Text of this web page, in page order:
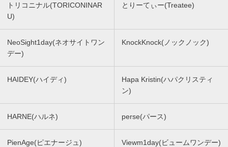
トリコニナル(TORICONINAR
U)
とりーてぃー(Treatee)
NeoSight1day(ネオサイトワン
デー)
KnockKnock(ノックノック)
HAIDEY(ハイディ)
Hapa Kristin(ハパクリスティ
ン)
HARNE(ハルネ) perse(パース)
PienAge(ピエナージュ) Viewm1day(ビュームワンデー)